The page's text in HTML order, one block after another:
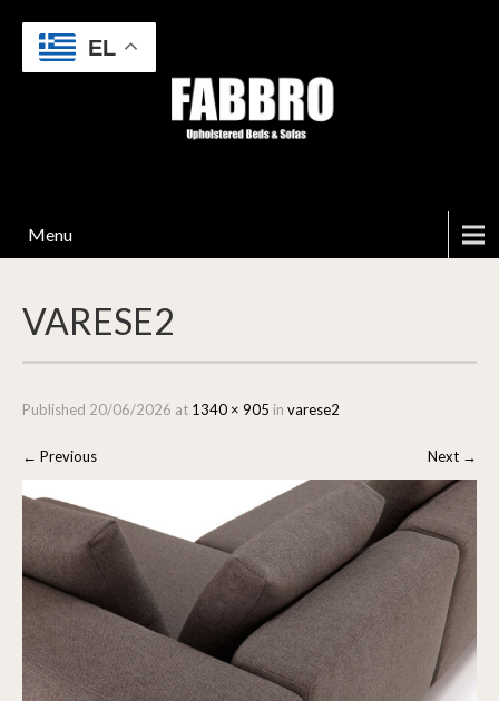
Menu
VARESE2
Published 20/06/2026 at 1340 × 905 in varese2
← Previous Next →
EL